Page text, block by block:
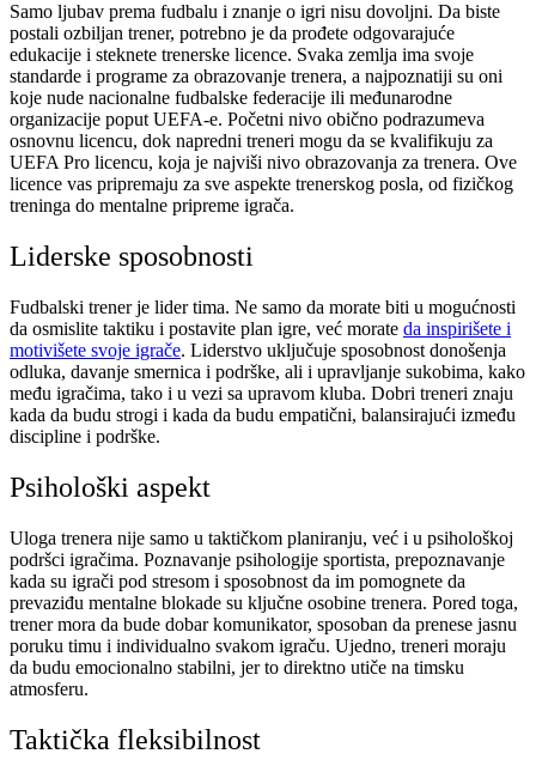
Samo ljubav prema fudbalu i znanje o igri nisu dovoljni. Da biste
postali ozbiljan trener, potrebno je da prođete odgovarajuće
edukacije i steknete trenerske licence. Svaka zemlja ima svoje
standarde i programe za obrazovanje trenera, a najpoznatiji su oni
koje nude nacionalne fudbalske federacije ili međunarodne
organizacije poput UEFA-e. Početni nivo obično podrazumeva
osnovnu licencu, dok napredni treneri mogu da se kvalifikuju za
UEFA Pro licencu, koja je najviši nivo obrazovanja za trenera. Ove
licence vas pripremaju za sve aspekte trenerskog posla, od fizičkog
treninga do mentalne pripreme igrača.
Liderske sposobnosti
Fudbalski trener je lider tima. Ne samo da morate biti u mogućnosti
da osmislite taktiku i postavite plan igre, već morate da inspirišete i
motivišete svoje igrače. Liderstvo uključuje sposobnost donošenja
odluka, davanje smernica i podrške, ali i upravljanje sukobima, kako
među igračima, tako i u vezi sa upravom kluba. Dobri treneri znaju
kada da budu strogi i kada da budu empatični, balansirajući između
discipline i podrške.
Psihološki aspekt
Uloga trenera nije samo u taktičkom planiranju, već i u psihološkoj
podršci igračima. Poznavanje psihologije sportista, prepoznavanje
kada su igrači pod stresom i sposobnost da im pomognete da
prevaziđu mentalne blokade su ključne osobine trenera. Pored toga,
trener mora da bude dobar komunikator, sposoban da prenese jasnu
poruku timu i individualno svakom igraču. Ujedno, treneri moraju
da budu emocionalno stabilni, jer to direktno utiče na timsku
atmosferu.
Taktička fleksibilnost